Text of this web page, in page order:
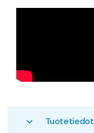
expand_more Tuotetiedot